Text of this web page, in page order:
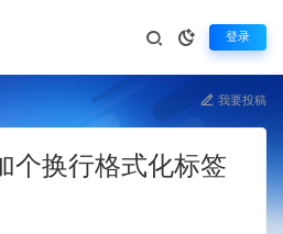
登录
我要投稿
换行格式化标签